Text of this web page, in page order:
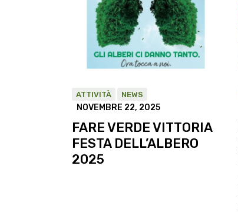
ATTIVITÀ NEWS
NOVEMBRE 22, 2025
FARE VERDE VITTORIA
FESTA DELL’ALBERO
2025